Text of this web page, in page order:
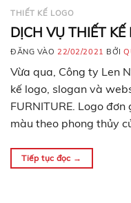
THIẾT KẾ LOGO
DỊCH VỤ THIẾT
ĐĂNG VÀO 22/02/2021 BỞI
Vừa qua, Công ty Len
kế logo, slogan và
FURNITURE. Logo
màu theo phong thủy
tại…
Tiếp tục đọc →